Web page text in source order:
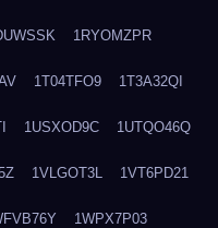
1RYOMZPR
1T04TFO9 1T3A32QI
1USXOD9C 1UTQO46Q
1VLGOT3L 1VT6PD21
1WPX7P03